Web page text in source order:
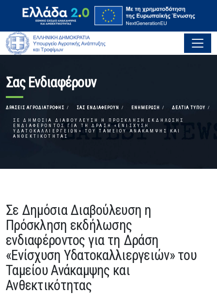
Σας Ενδιαφέρουν
ΔΡΆΣΕΙΣ ΑΓΡΟΔΙΑΤΡΟΦΉΣ ΣΑΣ ΕΝΔΙΑΦΈΡΟΥΝ ΕΝΗΜΈΡΩΣΗ ΔΕΛΤΊΑ ΤΎΠΟΥ
ΣΕ ΔΗΜΌΣΙΑ ΔΙΑΒΟΎΛΕΥΣΗ Η ΠΡΌΣΚΛΗΣΗ ΕΚΔΉΛΩΣΗΣ
ΕΝΔΙΑΦΈΡΟΝΤΟΣ ΓΙΑ ΤΗ ΔΡΆΣΗ «ΕΝΊΣΧΥΣΗ
ΥΔΑΤΟΚΑΛΛΙΕΡΓΕΙΏΝ» ΤΟΥ ΤΑΜΕΊΟΥ ΑΝΆΚΑΜΨΗΣ ΚΑΙ
ΑΝΘΕΚΤΙΚΌΤΗΤΑΣ
Σε Δημόσια Διαβούλευση η
Πρόσκληση εκδήλωσης
ενδιαφέροντος για τη Δράση
«Ενίσχυση Υδατοκαλλιεργειών» του
Ταμείου Ανάκαμψης και
Ανθεκτικότητας